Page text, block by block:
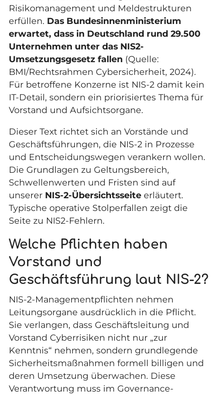
Risikomanagement und Meldestrukturen
erfüllen. Das Bundesinnenministerium
erwartet, dass in Deutschland rund 29.500
Unternehmen unter das NIS2-
Umsetzungsgesetzfallen (Quelle:
BMI/Rechtsrahmen Cybersicherheit, 2024).
Für betroffene Konzerne ist NIS-2 damit kein
IT-Detail, sondern ein priorisiertes Thema für
Vorstand und Aufsichtsorgane.
Dieser Text richtet sich an Vorstände und
Geschäftsführungen, die NIS-2 in Prozesse
und Entscheidungswegen verankern wollen.
Die Grundlagen zu Geltungsbereich,
Schwellenwerten und Fristen sind auf
unserer NIS-2-Übersichtsseiteerläutert.
Typische operative Stolperfallen zeigt die
Seite zu NIS2-Fehlern.
Welche Pflichten haben
Vorstand und
Geschäftsführung laut NIS-2?
NIS-2-Managementpflichten nehmen
Leitungsorgane ausdrücklich in die Pflicht.
Sie verlangen, dass Geschäftsleitung und
Vorstand Cyberrisiken nicht nur „zur
Kenntnis“ nehmen, sondern grundlegende
Sicherheitsmaßnahmen formell billigen und
deren Umsetzung überwachen. Diese
Verantwortung muss im Governance-